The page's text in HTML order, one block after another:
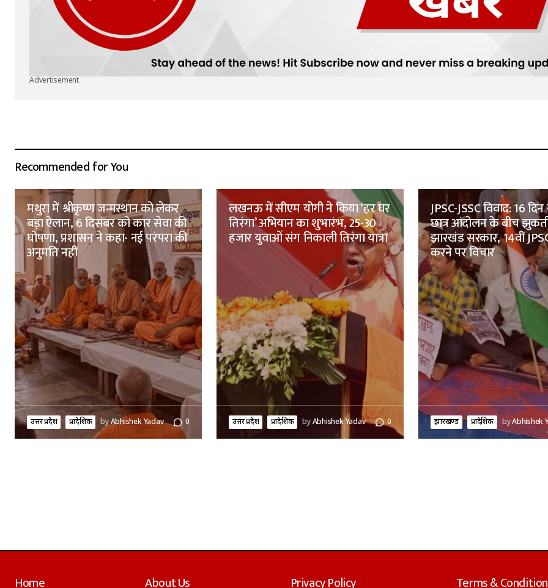
Advertisement
Recommended for You
मथुरा में श्रीकृष्ण जन्मस्थान को लेकर
बड़ा ऐलान, 6 दिसंबर को कार सेवा की
घोषणा, प्रशासन ने कहा- नई परंपरा की
अनुमति नहीं
उत्तर प्रदेश प्रादेशिक byAbhishek Yadav 0
लखनऊ में सीएम योगी ने किया ‘हर घर
तिरंगा’ अभियान का शुभारंभ, 25-30
हजार युवाओं संग निकाली तिरंगा यात्रा
उत्तर प्रदेश प्रादेशिक byAbhishek Yadav 0
JPSC-JSSC विवाद: 16
छात्र आंदोलन के बीच
झारखंड सरकार, 14वीं
करने पर विचार
झारखण्ड प्रादेशिक byAbhishek
Home About Us Privacy Policy Terms &